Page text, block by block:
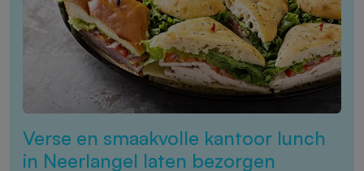
Verse en smaakvolle kantoor lunch
in Neerlangel laten bezorgen